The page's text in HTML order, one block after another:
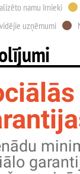
namu īrnieki
uzņēmumi